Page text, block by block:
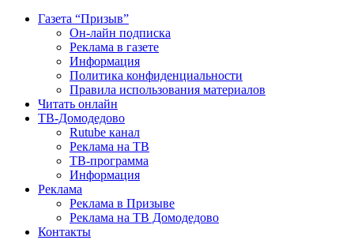
Газета “Призыв”
Он-лайн подписка
Реклама в газете
Информация
Политика конфиденциальности
Правила использования материалов
Читать онлайн
ТВ-Домодедово
Rutube канал
Реклама на ТВ
ТВ-программа
Информация
Реклама
Реклама в Призыве
Реклама на ТВ Домодедово
Контакты